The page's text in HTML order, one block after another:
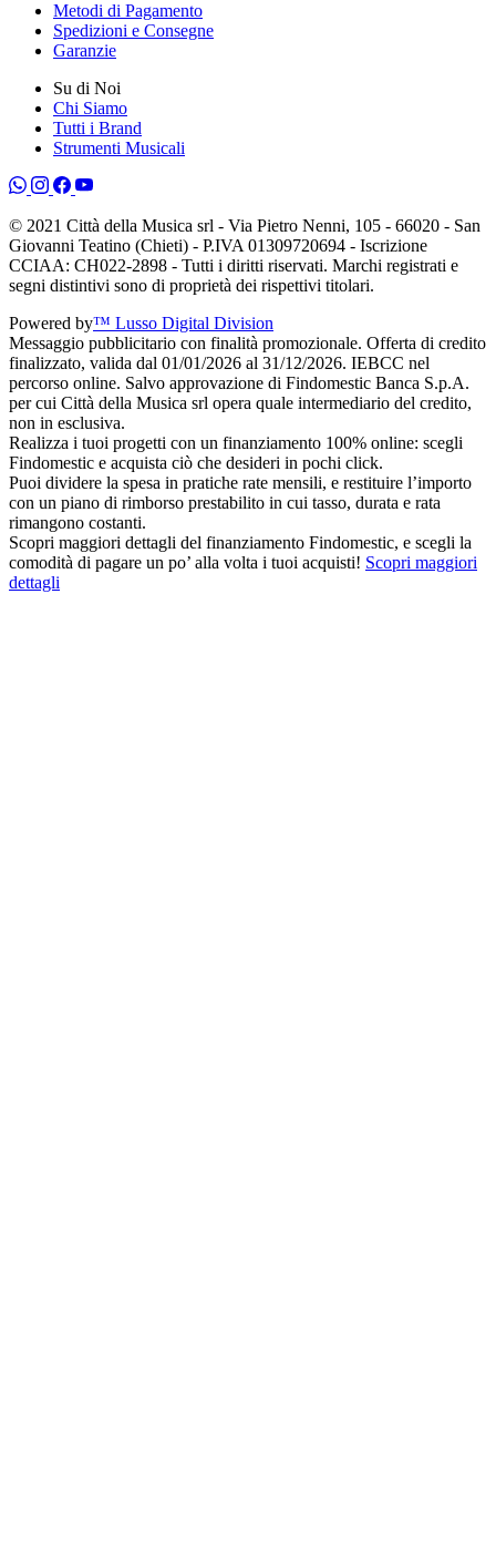
Metodi di Pagamento
Spedizioni e Consegne
Garanzie
Su di Noi
Chi Siamo
Tutti i Brand
Strumenti Musicali
© 2021 Città della Musica srl - Via Pietro Nenni, 105 - 66020 - San
Giovanni Teatino (Chieti) - P.IVA 01309720694 - Iscrizione
CCIAA: CH022-2898 - Tutti i diritti riservati. Marchi registrati e
segni distintivi sono di proprietà dei rispettivi titolari.
Powered by™ Lusso Digital Division
Messaggio pubblicitario con finalità promozionale. Offerta di credito
finalizzato, valida dal 01/01/2026 al 31/12/2026. IEBCC nel
percorso online. Salvo approvazione di Findomestic Banca S.p.A.
per cui Città della Musica srl opera quale intermediario del credito,
non in esclusiva.
Realizza i tuoi progetti con un finanziamento 100% online: scegli
Findomestic e acquista ciò che desideri in pochi click.
Puoi dividere la spesa in pratiche rate mensili, e restituire l’importo
con un piano di rimborso prestabilito in cui tasso, durata e rata
rimangono costanti.
Scopri maggiori dettagli del finanziamento Findomestic, e scegli la
comodità di pagare un po’ alla volta i tuoi acquisti! Scopri maggiori
dettagli